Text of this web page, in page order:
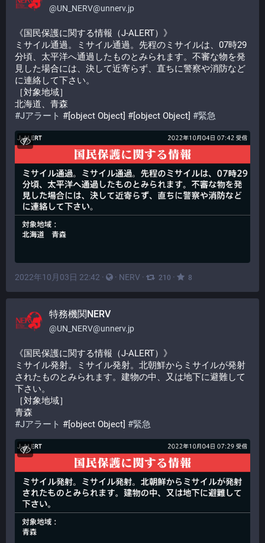
@UN_NERV@unnerv.jp
《国民保護に関する情報（J-ALERT）》
ミサイル通過。ミサイル通過。先程のミサイルは、07時29
分頃、太平洋へ通過したものとみられます。不審な物を発
見した場合には、決して近寄らず、直ちに警察や消防など
に連絡して下さい。
［対象地域］
北海道、青森
#Jアラート #[object Object] #[object Object] #緊急
2022年10月03日 22:42 · · NERV · 210 · 8
特務機関NERV
@UN_NERV@unnerv.jp
《国民保護に関する情報（J-ALERT）》
ミサイル発射。ミサイル発射。北朝鮮からミサイルが発射
されたものとみられます。建物の中、又は地下に避難して
下さい。
［対象地域］
青森
#Jアラート #[object Object] #緊急